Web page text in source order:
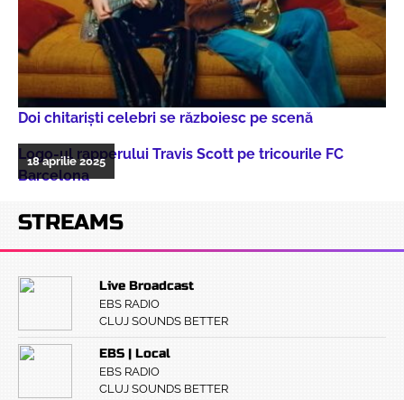
Doi chitarişti celebri se războiesc pe scenă
Logo-ul rapperului Travis Scott pe tricourile FC
Barcelona
18 aprilie 2025
STREAMS
Live Broadcast
EBS RADIO
CLUJ SOUNDS BETTER
EBS | Local
EBS RADIO
CLUJ SOUNDS BETTER